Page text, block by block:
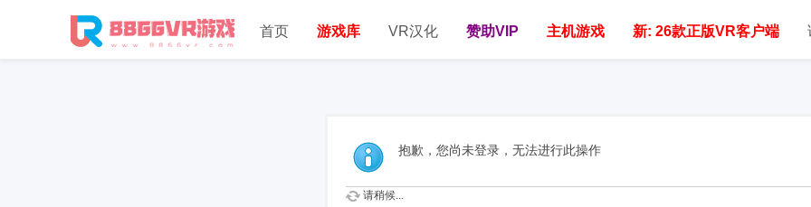
首页 游戏库 VR汉化 赞助VIP 主机游戏 新: 26款正版VR客户端
抱歉，您尚未登录，无法进行此操作
请稍候...